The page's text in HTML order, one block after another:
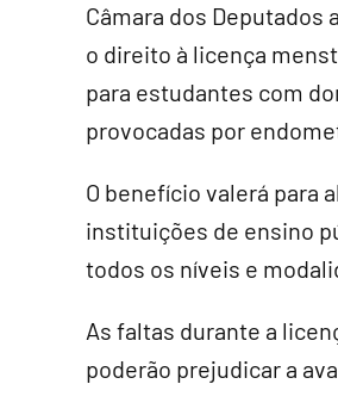
Câmara dos
o direito à licença
para estudantes com
provocadas por
O benefício valerá para
instituições de ensino
todos os níveis e
As faltas durante a
poderão prejudicar a